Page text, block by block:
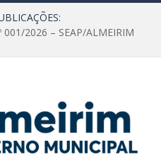
001/2026 – SEAP/ALMEIRIM